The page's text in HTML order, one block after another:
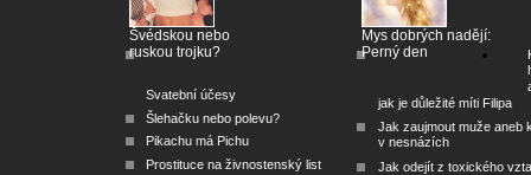
Švédskou nebo
ruskou trojku?
Svatební účesy
Šlehačku nebo polevu?
Pikachu má Pichu
Prostituce na živnostenský list
Mys dobrých nadějí:
Perný den
jak je důležité míti Filipa
Jak zaujmout muže aneb
v nesnázích
Jak odejít z toxického